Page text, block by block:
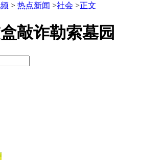
> 热点新闻 >社会 >正文
敲诈勒索墓园